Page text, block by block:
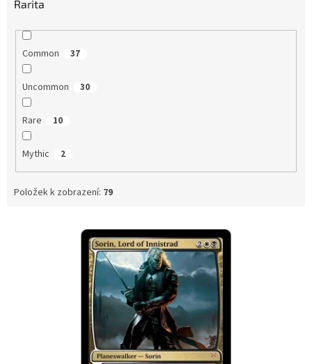
Rarita
Common 37
Uncommon 30
Rare 10
Mythic 2
Položek k zobrazení: 79